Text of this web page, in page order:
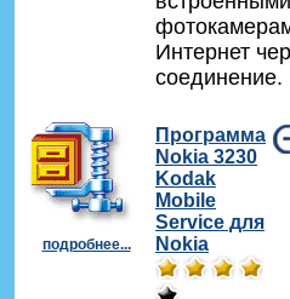
Интернет
соединение.
подробнее...
Программа
Nokia 3230
Kodak
Mobile
Service для
Nokia